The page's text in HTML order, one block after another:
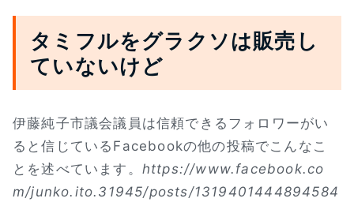
タミフルをグラクソは販売し
ていないけど
伊藤純子市議会議員は信頼できるフォロワーがい
ると信じているFacebookの他の投稿でこんなこ
とを述べています。 https://www.facebook.co
m/junko.ito.31945/posts/1319401444894584